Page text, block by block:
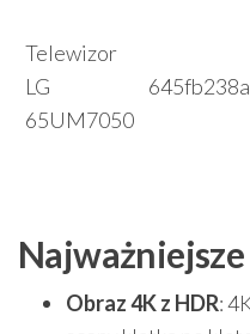
Telewizor
LG
65UM7050
Obraz 4K z HDR: